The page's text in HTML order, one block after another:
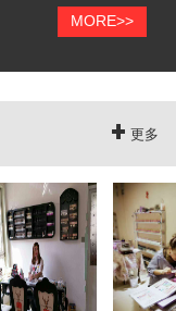
MORE>>
更多